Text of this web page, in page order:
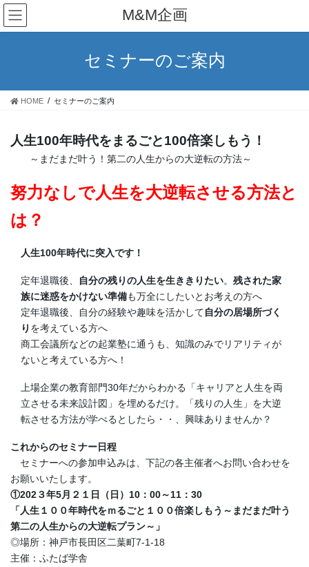
コ
ン
テ
ス
ナ
ビ
ゲ
ン
M&M企画
セミナーのご案内
HOME セミナーのご案内
人生100年時代をまるごと100倍楽しもう！
～まだまだ叶う！第二の人生からの大逆転の方法～
努力なしで人生を大逆転させる方法と
は？
人生100年時代に突入です！
定年退職後、 自分の残りの人生を生ききりたい。 残された家
族に迷惑をかけない準備も万全にしたいとお考えの方へ
定年退職後、自分の経験や趣味を活かして自分の居場所づく
り を考えている方へ
商工会議所などの起業塾に通うも、知識のみでリアリティが
ないと考えている方へ！
上場企業の教育部門30年だからわかる「キャリアと人生を両
立させる未来設計図」を埋めるだけ。「残りの人生」を大逆
転させる方法が学べるとしたら・・、興味ありませんか？
これからのセミナー日程
セミナーへの参加申込みは、下記の各主催者へお問い合わせを
お願いいたします。
①202３年5月２１日（日）10：00～11：30
「人生１００年時代をｍるごと１００倍楽しもう～まだまだ叶う
第二の人生からの大逆転プラン～」
◎場所：神戸市長田区二葉町7-1-18
主催：ふたば学舎